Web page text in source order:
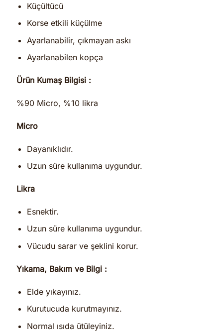
Küçültücü
Korse etkili küçülme
Ayarlanabilir, çıkmayan askı
Ayarlanabilen kopça
Ürün Kumaş Bilgisi :
%90 Micro, %10 likra
Micro
Dayanıklıdır.
Uzun süre kullanıma uygundur.
Likra
Esnektir.
Uzun süre kullanıma uygundur.
Vücudu sarar ve şeklini korur.
Yıkama, Bakım ve Bilgi :
Elde yıkayınız.
Kurutucuda kurutmayınız.
Normal ısıda ütüleyiniz.